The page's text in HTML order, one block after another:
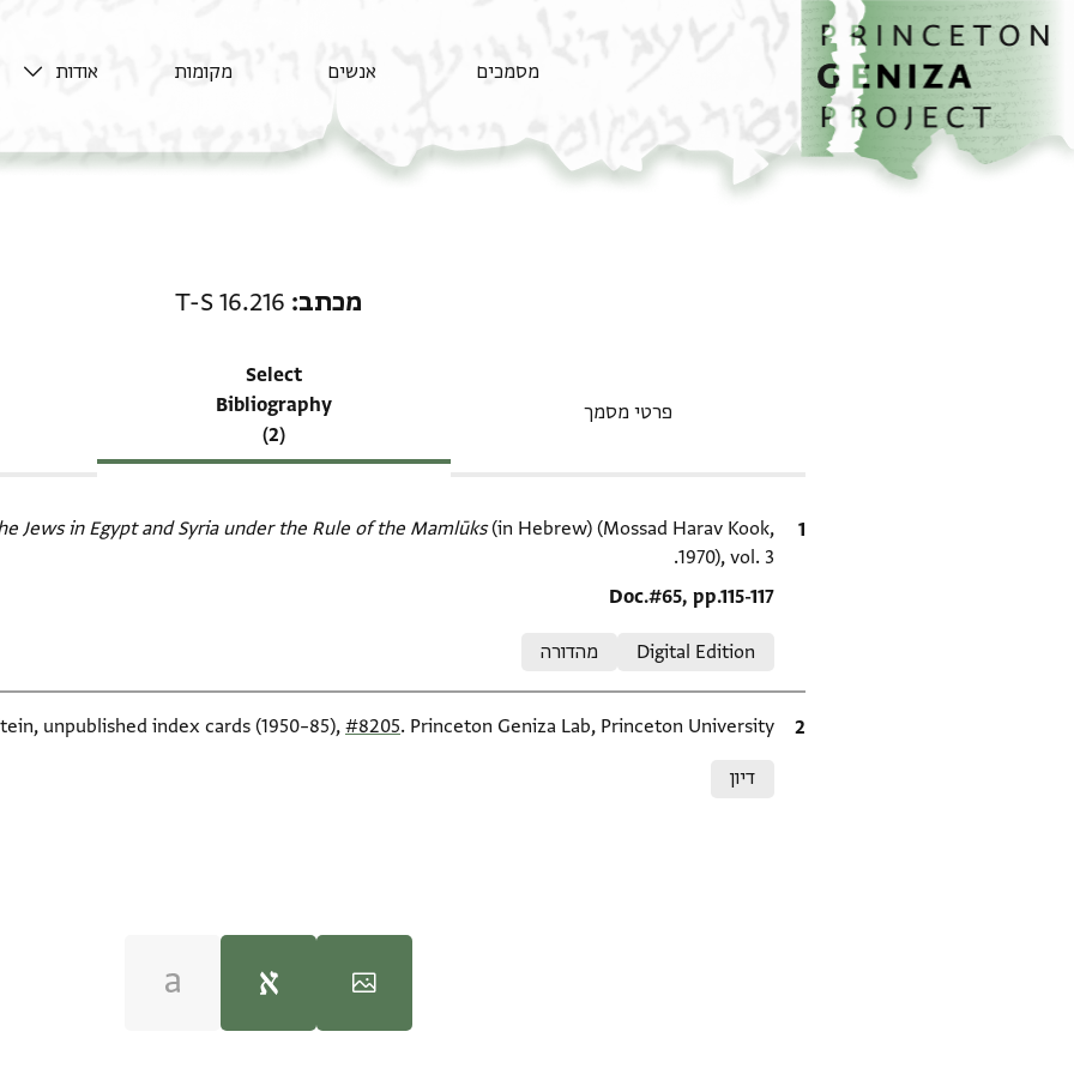
דילוג לתוכן
דף הבית
מסמכים אנשים מקומות אודות
מכתב T-S 16.216
פרטי מסמך
Select
Bibliography
(2)
ציטוט Jews in Egypt and Syria under the Rule of the Mamlūks‎(in Hebrew) (Mossad Harav Kook,
1970), vol. 3.
Location in source
Doc.#65, pp.115-117
Digital Edition
מהדורה
ציטוט unpublished index cards (1950–85), #8205. Princeton Geniza Lab, Princeton University.
דיון